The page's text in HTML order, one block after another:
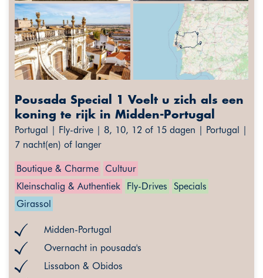
Pousada Special 1 Voelt u zich als een
koning te rijk in Midden-Portugal
Portugal | Fly-drive | 8, 10, 12 of 15 dagen | Portugal |
7 nacht(en) of langer
Boutique & Charme Cultuur
Kleinschalig & Authentiek
Fly-Drives
Specials
Girassol
Midden-Portugal
Overnacht in pousada's
Lissabon & Obidos